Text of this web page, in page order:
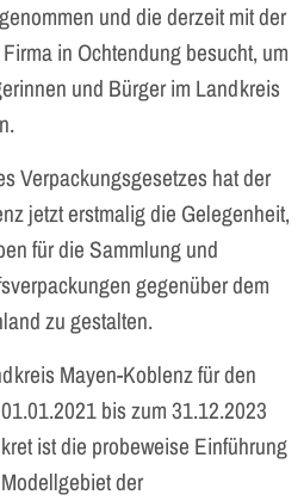
und die derzeit mit der
in Ochtendung besucht, um
und Bürger im Landkreis
Verpackungsgesetzes hat der
jetzt erstmalig die Gelegenheit,
für die Sammlung und
gegenüber dem
zu gestalten.
Mayen-Koblenz für den
bis zum 31.12.2023
ist die probeweise Einführung
der